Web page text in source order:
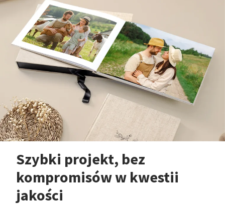
Szybki projekt, bez
kompromisów w kwestii
jakości